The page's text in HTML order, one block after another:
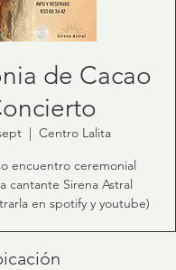
de Cacao
  |
Centro Lalita
encuentro ceremonial
cantante Sirena Astral
en spotify y youtube)